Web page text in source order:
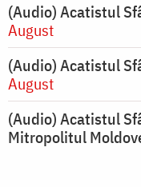
(Audio) Acatistul
August
(Audio) Acatistul
August
(Audio) Acatistul
Mitropolitul